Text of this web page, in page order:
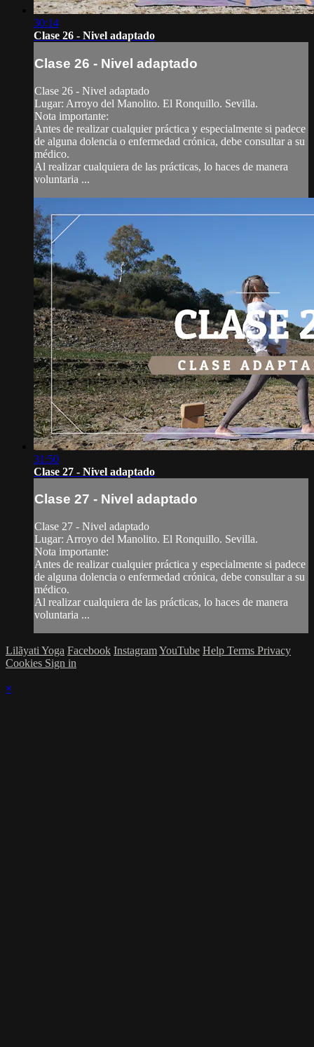
30:14
Clase 26 - Nivel adaptado
Clase 26 - Nivel adaptado
Clase 26 - Nivel adaptado
Lugar: Arroyo del Manolito. El Ronquillo. Sevilla.
Nota importante:
Antes de realizar cualquier práctica y especialmente si padece
de alguna dolencia o enfermedad crónica, debe consultar a su
médico.
Al realizar cualquiera de las prácticas, lo haces de manera
voluntaria ...
31:50
Clase 27 - Nivel adaptado
Clase 27 - Nivel adaptado
Clase 27 - Nivel adaptado
Lugar: Arroyo del Manolito. El Ronquillo. Sevilla.
Nota importante:
Antes de realizar cualquier práctica y especialmente si padece
de alguna dolencia o enfermedad crónica, debe consultar a su
médico.
Al realizar cualquiera de las prácticas, lo haces de manera
voluntaria ...
Lilãyati Yoga Facebook InstagramYouTube Help Terms Privacy
Cookies Sign in
×